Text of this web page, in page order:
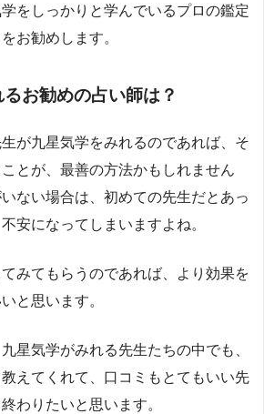
をしっかりと学んでいるプロの鑑定
お勧めします。
お勧めの占い師は？
が九星気学をみれるのであれば、そ
とが、最善の方法かもしれません
ない場合は、初めての先生だとあっ
安になってしまいますよね。
みてもらうのであれば、より効果を
と思います。
星気学がみれる先生たちの中でも、
えてくれて、口コミもとてもいい先
わりたいと思います。